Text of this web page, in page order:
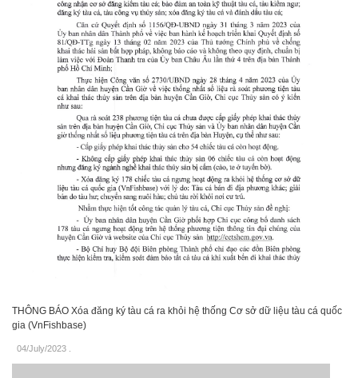
THÔNG BÁO Xóa đăng ký tàu cá ra khỏi hệ thống Cơ sở dữ liệu tàu cá quốc
gia (VnFishbase)
04/July/2023 .